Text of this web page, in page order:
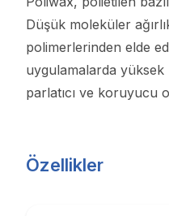
Düşük moleküler
polimerlerinden elde
uygulamalarda yüksek
parlatıcı ve koruyucu
Özellikler